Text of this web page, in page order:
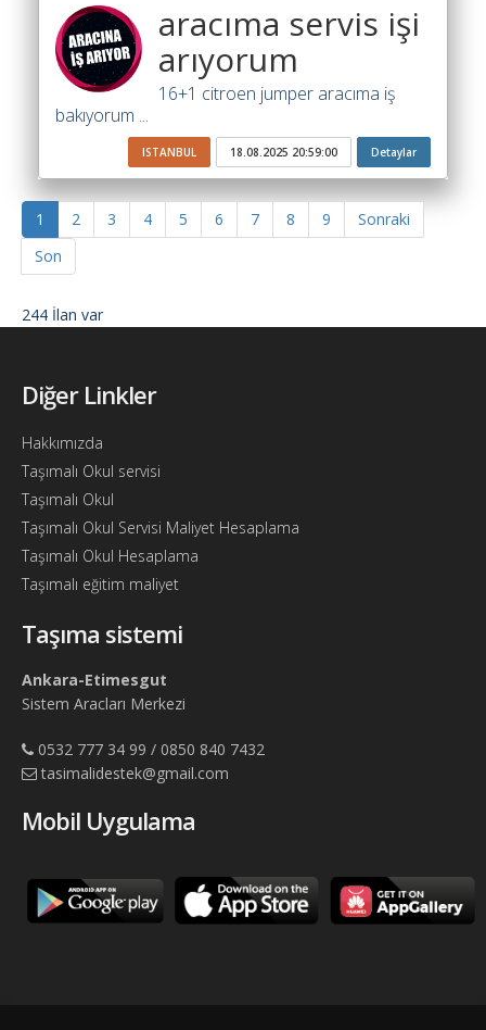
aracıma servis işi
arıyorum
16+1 citroen jumper aracıma iş
bakıyorum ...
ISTANBUL 18.08.2025 20:59:00 Detaylar
1 2 3 4 5 6 7 8 9
Sonraki
Son
244 İlan var
Diğer Linkler
Hakkımızda
Taşımalı Okul servisi
Taşımalı Okul
Taşımalı Okul Servisi Maliyet Hesaplama
Taşımalı Okul Hesaplama
Taşımalı eğitim maliyet
Taşıma sistemi
Ankara-Etimesgut
Sistem Aracları Merkezi
0532 777 34 99 / 0850 840 7432
tasimalidestek@gmail.com
Mobil Uygulama